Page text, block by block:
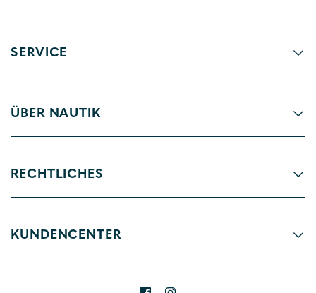
SERVICE
ÜBER NAUTIK
RECHTLICHES
KUNDENCENTER